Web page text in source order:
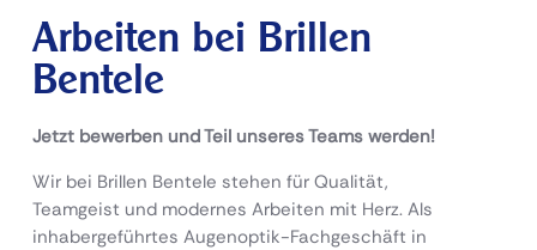
Arbeiten bei Brillen
Bentele
Jetzt bewerben und Teil unseres Teams werden!
Wir bei Brillen Bentele stehen für Qualität,
Teamgeist und modernes Arbeiten mit Herz. Als
inhabergeführtes Augenoptik-Fachgeschäft in